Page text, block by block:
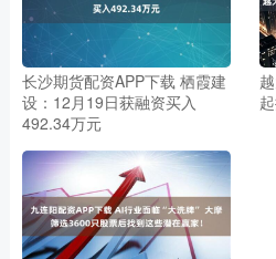
长沙期货配资APP下载 栖霞建
设：12月19日获融资买入
492.34万元